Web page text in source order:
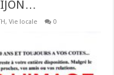
,Vie locale 0